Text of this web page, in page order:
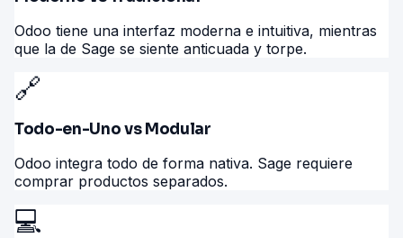
Odoo tiene una interfaz moderna e intuitiva, mientras
que la de Sage se siente anticuada y torpe.
🔗
Todo-en-Uno vs Modular
Odoo integra todo de forma nativa. Sage requiere
comprar productos separados.
💻